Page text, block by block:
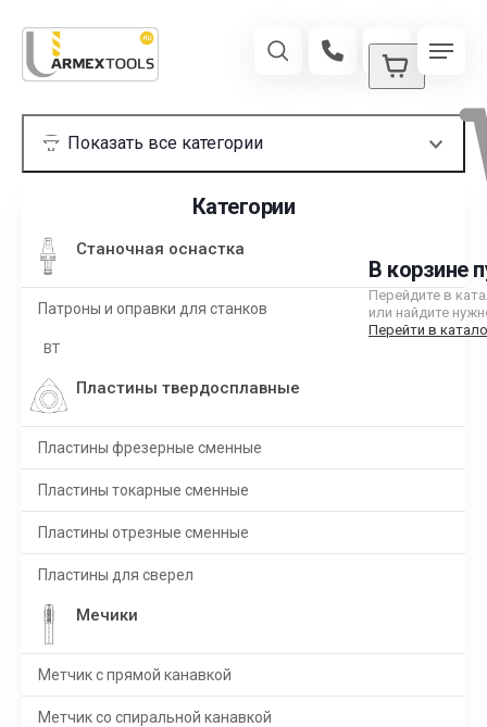
В корзине
Перейдите в
или найдите
Перейти в
Категории
Станочная оснастка
Патроны и оправки для станков
BT
Пластины твердосплавные
Пластины фрезерные сменные
Пластины токарные сменные
Пластины отрезные сменные
Пластины для сверел
Мечики
Метчик с прямой канавкой
Метчик со спиральной канавкой